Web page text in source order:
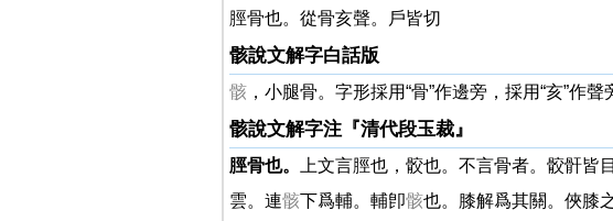
脛骨也。從骨亥聲。戶皆切
骸說文解字白話版
骸，小腿骨。字形採用“骨”作邊旁，採用“亥”作聲
骸說文解字注『清代段玉裁』
脛骨也。 上文言脛也，骹也。不言骨者。骹骭皆
雲。連骸下爲輔。輔卽骸也。膝解爲其關。俠膝